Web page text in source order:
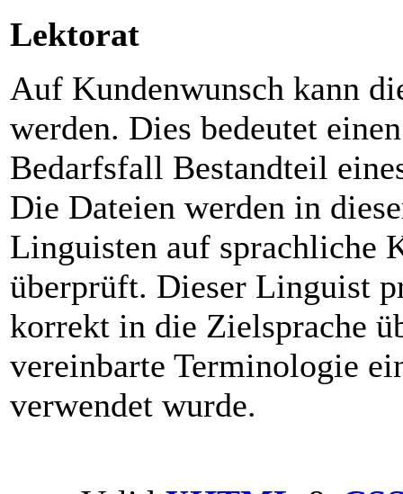
Lektorat
Auf Kundenwunsch kann
werden. Dies bedeutet
Bedarfsfall Bestandteil
Die Dateien werden in
Linguisten auf sprachliche
überprüft. Dieser Linguist
korrekt in die Zielsprache
vereinbarte Terminologie
verwendet wurde.